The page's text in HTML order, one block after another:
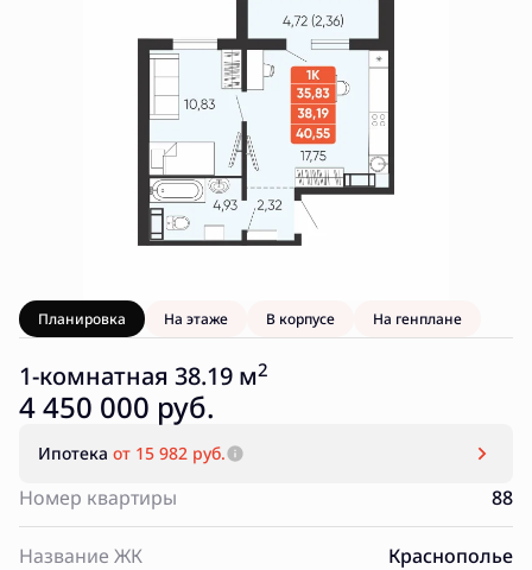
Планировка На этаже В корпусе На генплане
1-комнатная 38.19 м2
4 450 000 руб.
Ипотека от 15 982 руб.
Номер квартиры 88
Название ЖК Краснополье